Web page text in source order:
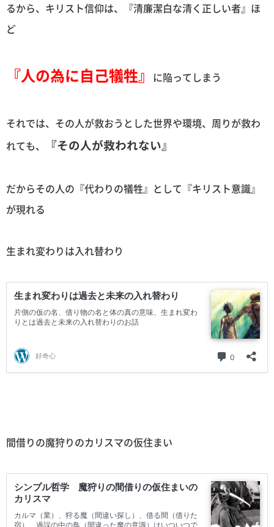
るから、キリスト信仰は、『清廉潔白な清く正しい者』ほ
ど
『人の為に自己犠牲』 に陥ってしまう
それでは、その人が救おうとした世界や環境、周りが救わ
れても、
『その人が救われない』
だからその人の『代わりの犠牲』として『キリスト意識』
が現れる
生まれ変わりは入れ替わり
間借りの魔狩りのカリスマの仮住まい